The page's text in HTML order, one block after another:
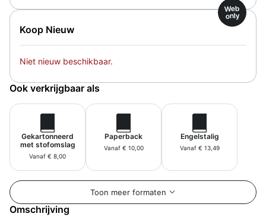
Koop Nieuw
Web
only
Niet nieuw beschikbaar.
Ook verkrijgbaar als
Gekartonneerd
met stofomslag
Vanaf € 8,00
Paperback
Vanaf € 10,00
Engelstalig
Vanaf € 13,49
Toon meer formaten
Omschrijving